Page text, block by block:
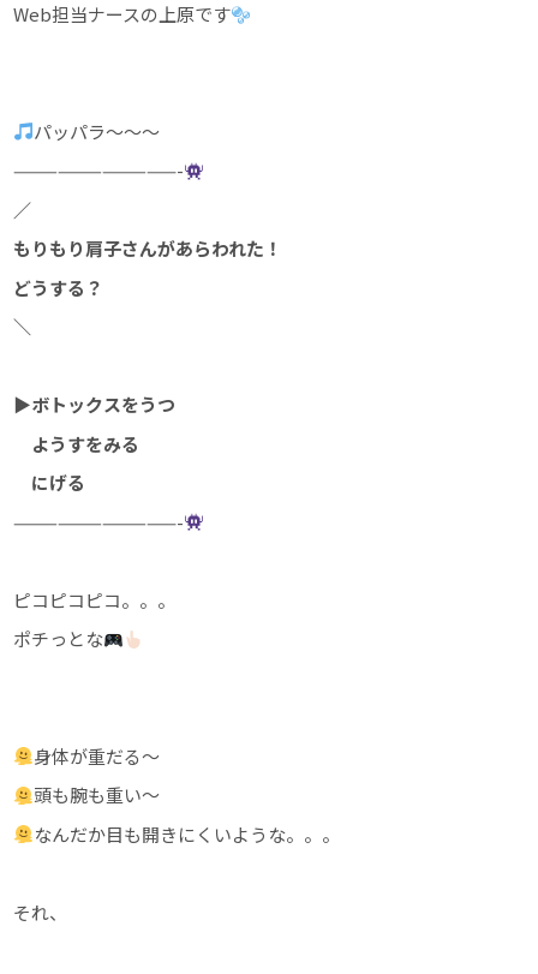
Web担当ナースの上原です
パッパラ～～～
———————————-
／
もりもり肩子さんがあらわれた！
どうする？
＼
▶ボトックスをうつ
ようすをみる
にげる
———————————-
ピコピコピコ。。。
ポチっとな
身体が重だる～
頭も腕も重い～
なんだか目も開きにくいような。。。
それ、